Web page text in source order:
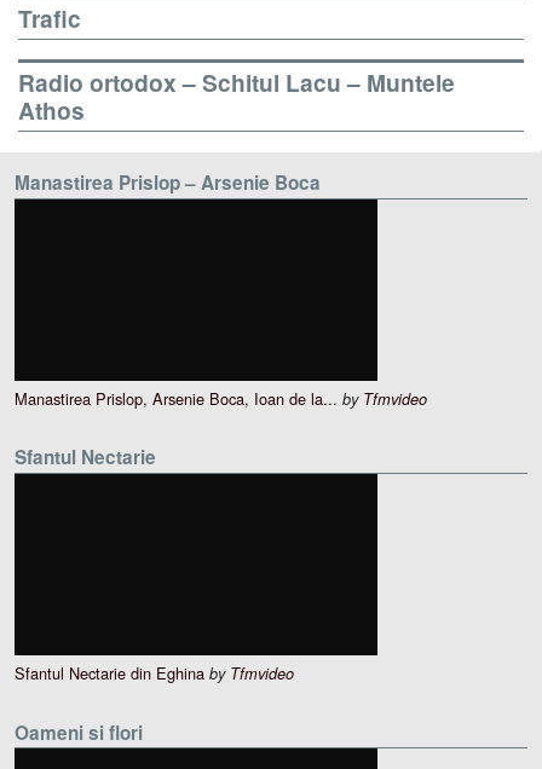
Trafic
Radio ortodox – Schitul Lacu – Muntele
Athos
Manastirea Prislop – Arsenie Boca
Manastirea Prislop, Arsenie Boca, Ioan de la... by Tfmvideo
Sfantul Nectarie
Sfantul Nectarie din Eghina by Tfmvideo
Oameni si flori